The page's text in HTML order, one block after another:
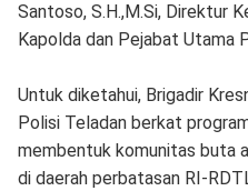
Santoso, S.H.,M.Si, Direktur
Kapolda dan Pejabat Utama
Untuk diketahui, Brigadir
Polisi Teladan berkat
membentuk komunitas buta
di daerah perbatasan RI-